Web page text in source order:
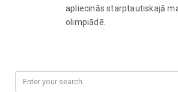
apliecinās starptautiskajā
olimpiādē.